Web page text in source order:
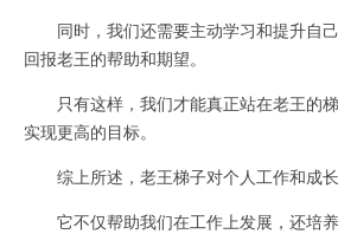
同时，我们还需要主动学习和提升自
回报老王的帮助和期望。
只有这样，我们才能真正站在老王的梯
实现更高的目标。
综上所述，老王梯子对个人工作和成长
它不仅帮助我们在工作上发展，还培